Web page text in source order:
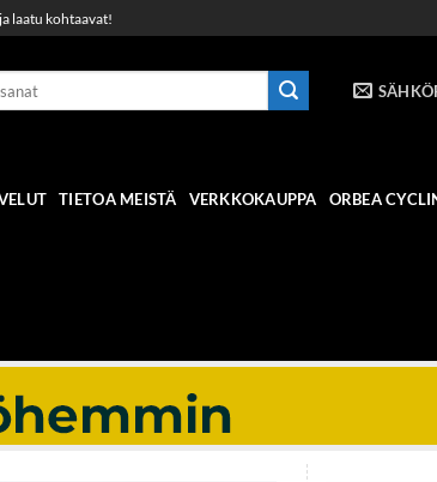
laatu kohtaavat!
TIETOA MEISTÄ VERKKOKAUPPA ORBEA